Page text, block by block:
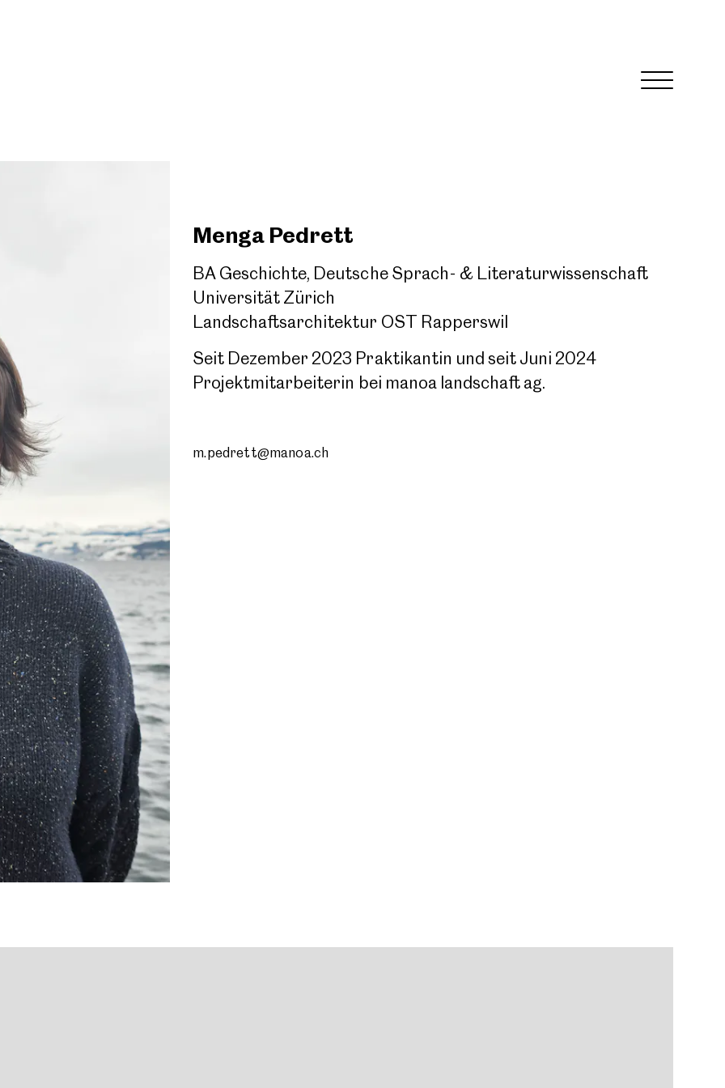
Menga Pedrett
BA Geschichte, Deutsche Sprach- & Literaturwissenschaft
Universität Zürich
Landschaftsarchitektur OST Rapperswil
Seit Dezember 2023 Praktikantin und seit Juni 2024
Projektmitarbeiterin bei manoa landschaft ag.
m.pedrett@manoa.ch